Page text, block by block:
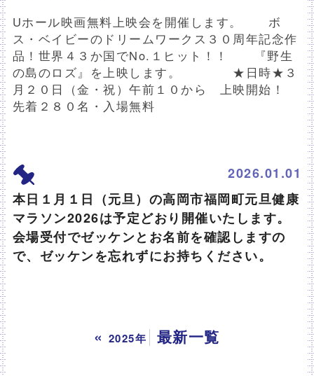
Uホール映画無料上映会を開催します。 ボ
ス・ベイビーのドリームワークス３０周年記念作
品！世界４３か国でNo.１ヒット！！ 『野生
の島のロズ』を上映します。 ★日時★３
月２０日（金・祝）午前１０から 上映開始！
先着２８０名・入場無料
2026.01.01
本日１月１日（元旦）の高岡市福岡町元旦健康
マラソン2026は予定どおり開催いたします。
会場受付でゼッケンとお名前を確認しますの
で、ゼッケンを忘れずにお持ちください。
« 2025年 最新一覧